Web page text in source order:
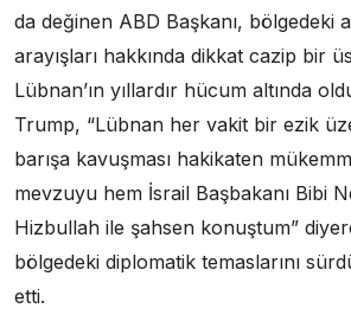
da değinen ABD Başkanı, bölgedeki
arayışları hakkında dikkat cazip bir
Lübnan’ın yıllardır hücum altında
Trump, “Lübnan her vakit bir ezik
barışa kavuşması hakikaten
mevzuyu hem İsrail Başbakanı Bibi
Hizbullah ile şahsen konuştum”
bölgedeki diplomatik temaslarını
etti.